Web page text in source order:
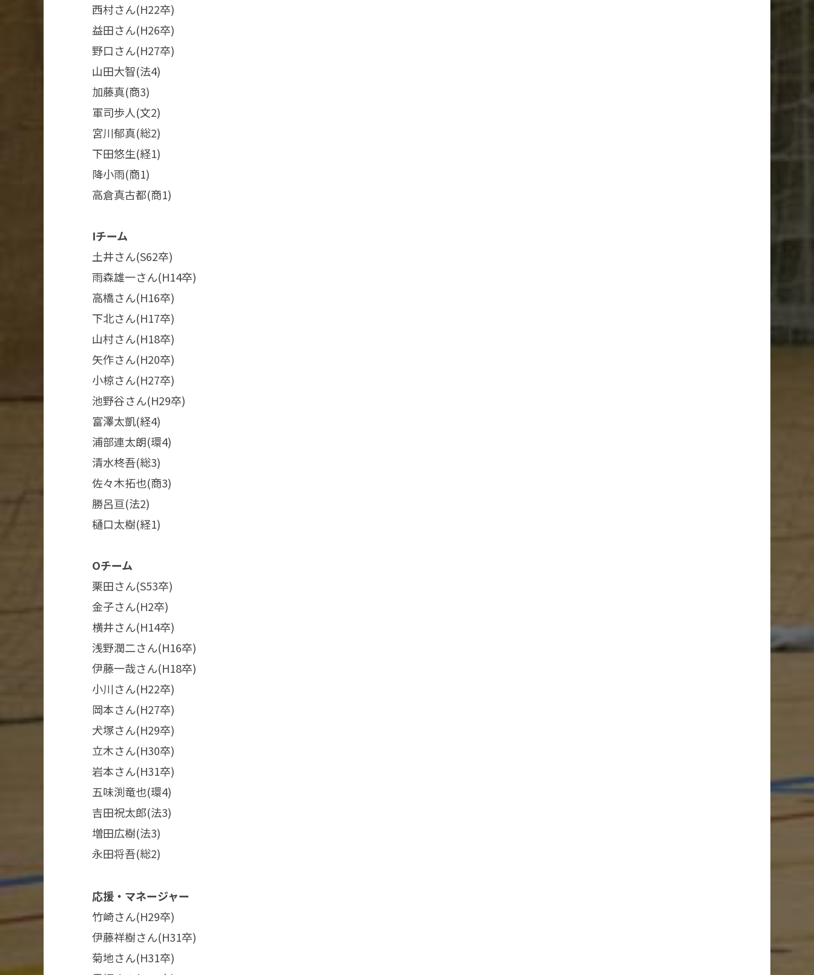
西村さん(H22卒)​
益田さん(H26卒)​
野口さん(H27卒)​
山田大智(法4)
​加藤真(商3)​
軍司歩人(文2)​
宮川郁真(総2)​
下田悠生(経1)​
降小雨(商1)
高倉真古都​(商1)​
Iチーム​
土井さん(S62卒)​
雨森雄一さん(H14卒)​
高橋さん(H16卒)​​
下北さん(H17卒)​​​
山村さん(H18卒)​​
矢作さん(H20卒)​​
小椋さん(H27卒)​​
池野谷さん(H29卒)​​
富澤太凱(経4)​
浦部連太朗(環4)​
清水柊吾(総3)​
佐々木拓也(商3)​
勝呂亘(法2)​
樋口太樹(経1)​
Oチーム​
栗田さん(S53卒)​
金子さん(H2卒)​
横井さん(H14卒)​
浅野潤二さん(H16卒)​
伊藤一哉さん(H18卒)​​
小川さん(H22卒)​
岡本さん(H27卒)​
犬塚さん(H29卒)​
立木さん(H30卒)​
岩本さん(H31卒)​
五味渕竜也(環4)​
吉田祝太郎(法3)​
増田広樹(法3)​
永田将吾(総2)
応援・マネージャー
竹崎さん(H29卒)
伊藤祥樹さん(H31卒)
菊地さん(H31卒)